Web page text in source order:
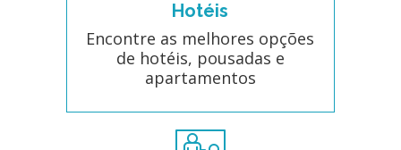
Hotéis
Encontre as melhores opções
de hotéis, pousadas e
apartamentos